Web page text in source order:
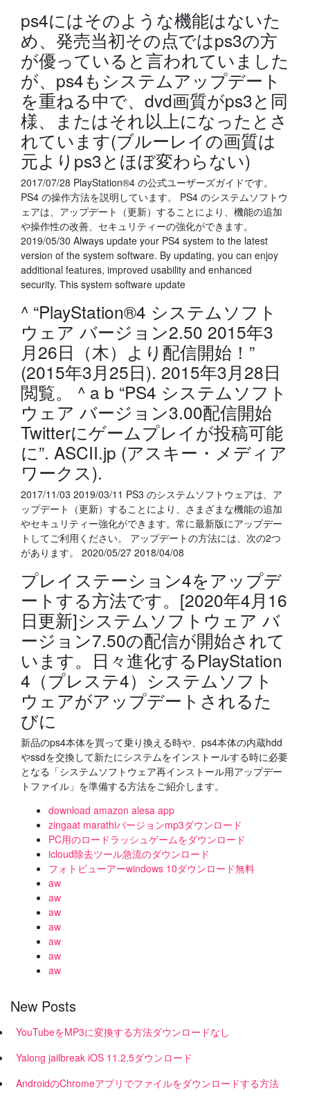
ps4にはそのような機能はないた
め、発売当初その点ではps3の方
が優っていると言われていました
が、ps4もシステムアップデート
を重ねる中で、dvd画質がps3と同
様、またはそれ以上になったとさ
れています(ブルーレイの画質は
元よりps3とほぼ変わらない)
2017/07/28 PlayStation®4 の公式ユーザーズガイドです。
PS4 の操作方法を説明しています。 PS4 のシステムソフトウ
ェアは、アップデート（更新）することにより、機能の追加
や操作性の改善、セキュリティーの強化ができます。
2019/05/30 Always update your PS4 system to the latest
version of the system software. By updating, you can enjoy
additional features, improved usability and enhanced
security. This system software update
^ “PlayStation®4 システムソフト
ウェア バージョン2.50 2015年3
月26日（木）より配信開始！”
(2015年3月25日). 2015年3月28日
閲覧。 ^ a b “PS4 システムソフト
ウェア バージョン3.00配信開始
Twitterにゲームプレイが投稿可能
に”. ASCII.jp (アスキー・メディア
ワークス).
2017/11/03 2019/03/11 PS3 のシステムソフトウェアは、ア
ップデート（更新）することにより、さまざまな機能の追加
やセキュリティー強化ができます。常に最新版にアップデー
トしてご利用ください。 アップデートの方法には、次の2つ
があります。 2020/05/27 2018/04/08
プレイステーション4をアップデ
ートする方法です。[2020年4月16
日更新]システムソフトウェア バ
ージョン7.50の配信が開始されて
います。日々進化するPlayStation
4（プレステ4）システムソフト
ウェアがアップデートされるた
びに
新品のps4本体を買って乗り換える時や、ps4本体の内蔵hdd
やssdを交換して新たにシステムをインストールする時に必要
となる「システムソフトウェア再インストール用アップデー
トファイル」を準備する方法をご紹介します。
download amazon alesa app
zingaat marathiバージョンmp3ダウンロード
PC用のロードラッシュゲームをダウンロード
icloud除去ツール急流のダウンロード
フォトビューアーwindows 10ダウンロード無料
aw
aw
aw
aw
aw
aw
aw
New Posts
YouTubeをMP3に変換する方法ダウンロードなし
Yalong jailbreak iOS 11.2.5ダウンロード
AndroidのChromeアプリでファイルをダウンロードする方法